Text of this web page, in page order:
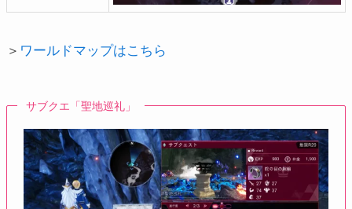
＞ ワールドマップはこちら
サブクエ「聖地巡礼」